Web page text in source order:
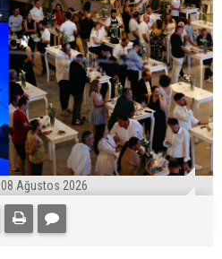
08 Ağustos 2026